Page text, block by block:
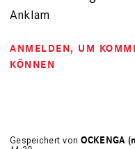
Anklam
ANMELDEN, UM
KÖNNEN
Gespeichert vonOCKENGA